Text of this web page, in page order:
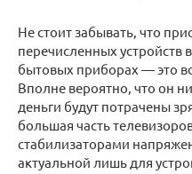
Не стоит забывать, что
перечисленных
бытовых приборах — это
Вполне вероятно, что он
деньги будут потрачены
большая часть
стабилизаторами
актуальной лишь для